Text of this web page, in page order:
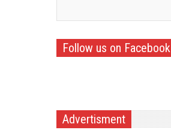
Follow us on Facebook
Advertisment